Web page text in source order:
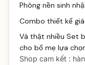
Phông nền sinh
Combo thiết kế
Và thật nhiều Set
cho bố mẹ lựa
Shop cam kết :